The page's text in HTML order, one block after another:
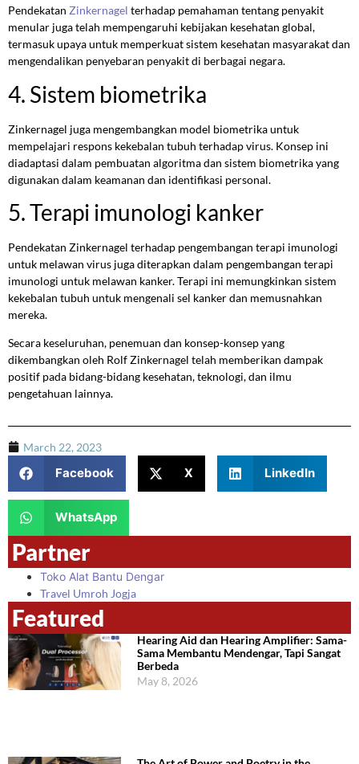
Pendekatan Zinkernagel terhadap pemahaman tentang penyakit
menular juga telah mempengaruhi kebijakan kesehatan global,
termasuk upaya untuk memperkuat sistem kesehatan masyarakat dan
mengendalikan penyebaran penyakit di berbagai negara.
4. Sistem biometrika
Zinkernagel juga mengembangkan model biometrika untuk
mempelajari respons kekebalan tubuh terhadap virus. Konsep ini
diadaptasi dalam pembuatan algoritma dan sistem biometrika yang
digunakan dalam keamanan dan identifikasi personal.
5. Terapi imunologi kanker
Pendekatan Zinkernagel terhadap pengembangan terapi imunologi
untuk melawan virus juga diterapkan dalam pengembangan terapi
imunologi untuk melawan kanker. Terapi ini memungkinkan sistem
kekebalan tubuh untuk mengenali sel kanker dan memusnahkan
mereka.
Secara keseluruhan, penemuan dan konsep-konsep yang
dikembangkan oleh Rolf Zinkernagel telah memberikan dampak
positif pada bidang-bidang kesehatan, teknologi, dan ilmu
pengetahuan lainnya.
March 22, 2023
Facebook X LinkedIn
WhatsApp
Partner
Toko Alat Bantu Dengar
Travel Umroh Jogja
Featured
Hearing Aid dan Hearing Amplifier: Sama-
Sama Membantu Mendengar, Tapi Sangat
Berbeda
May 8, 2026